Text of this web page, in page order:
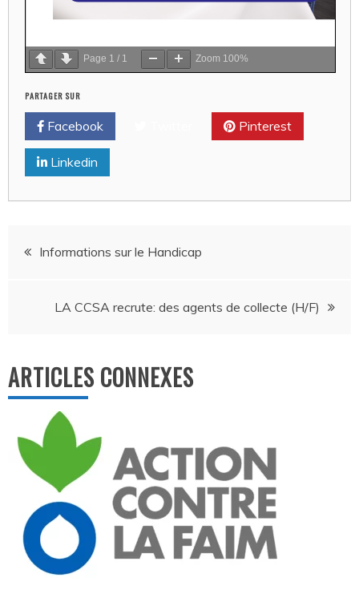
Page 1 / 1 Zoom 100%
PARTAGER SUR
Facebook Pinterest
Linkedin
Navigation
Informations sur le Handicap
LA CCSA recrute: des agents de collecte (H/F)
ARTICLES CONNEXES